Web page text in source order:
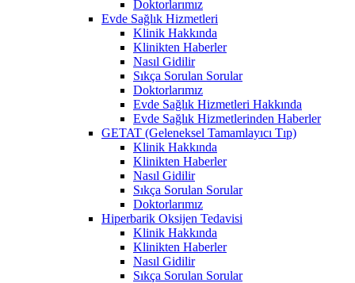
Doktorlarımız
Evde Sağlık Hizmetleri
Klinik Hakkında
Klinikten Haberler
Nasıl Gidilir
Sıkça Sorulan Sorular
Doktorlarımız
Evde Sağlık Hizmetleri Hakkında
Evde Sağlık Hizmetlerinden Haberler
GETAT (Geleneksel Tamamlayıcı Tıp)
Klinik Hakkında
Klinikten Haberler
Nasıl Gidilir
Sıkça Sorulan Sorular
Doktorlarımız
Hiperbarik Oksijen Tedavisi
Klinik Hakkında
Klinikten Haberler
Nasıl Gidilir
Sıkça Sorulan Sorular